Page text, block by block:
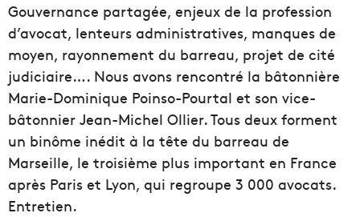
Gouvernance partagée, enjeux de la profession
d’avocat, lenteurs administratives, manques de
moyen, rayonnement du barreau, projet de cité
judiciaire…. Nous avons rencontré la bâtonnière
Marie-Dominique Poinso-Pourtal et son vice-
bâtonnier Jean-Michel Ollier. Tous deux forment
un binôme inédit à la tête du barreau de
Marseille, le troisième plus important en France
après Paris et Lyon, qui regroupe 3 000 avocats.
Entretien.